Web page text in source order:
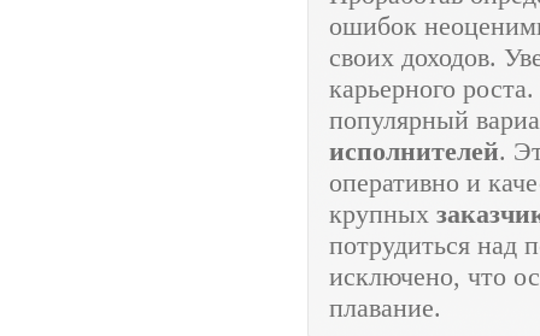
ошибок
своих доходов.
карьерного
популярный
исполнителей.
оперативно и
крупных
потрудиться над
исключено, что
плавание.